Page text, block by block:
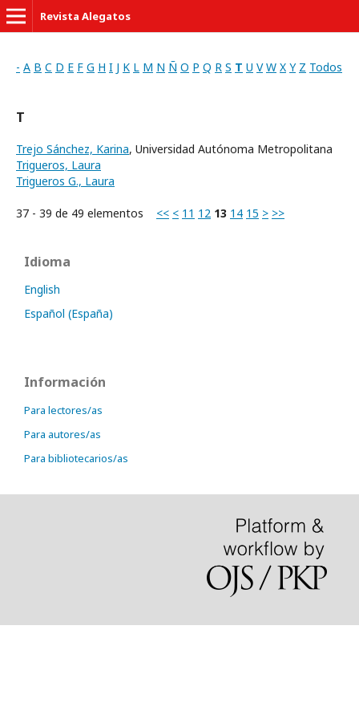
Revista Alegatos
- A B C D E F G H I J K L M N Ñ O P Q R S T U V W X Y Z Todos
T
Trejo Sánchez, Karina, Universidad Autónoma Metropolitana
Trigueros, Laura
Trigueros G., Laura
37 - 39 de 49 elementos << < 11 12 13 14 15 > >>
Idioma
English
Español (España)
Información
Para lectores/as
Para autores/as
Para bibliotecarios/as